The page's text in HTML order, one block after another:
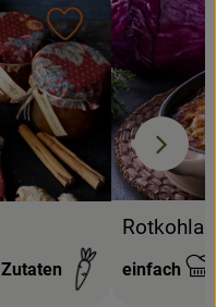
Zutaten
Rezept zu
einfach